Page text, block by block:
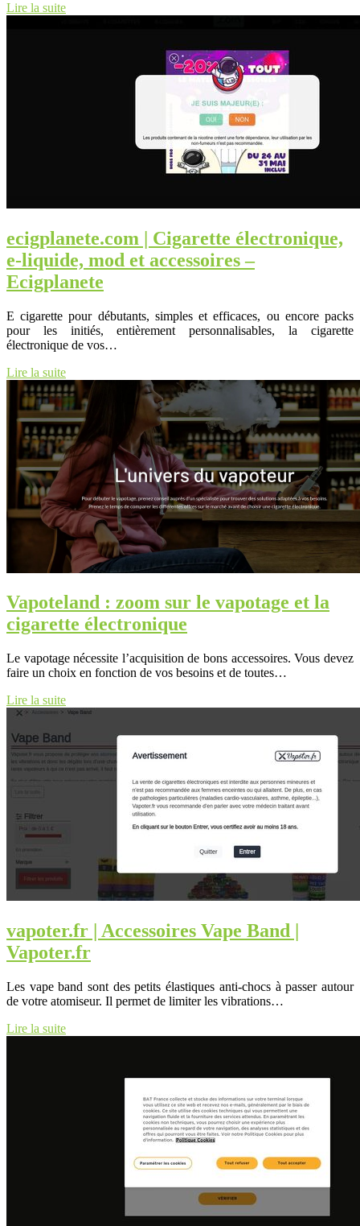
Lire la suite
ecigplanete.com | Cigarette électronique,
e-liquide, mod et accessoires –
Ecigplanete
E cigarette pour débutants, simples et efficaces, ou encore packs
pour les initiés, entièrement personnalisables, la cigarette
électronique de vos…
Lire la suite
Vapoteland : zoom sur le vapotage et la
cigarette électronique
Le vapotage nécessite l’acquisition de bons accessoires. Vous devez
faire un choix en fonction de vos besoins et de toutes…
Lire la suite
vapoter.fr | Accessoires Vape Band |
Vapoter.fr
Les vape band sont des petits élastiques anti-chocs à passer autour
de votre atomiseur. Il permet de limiter les vibrations…
Lire la suite